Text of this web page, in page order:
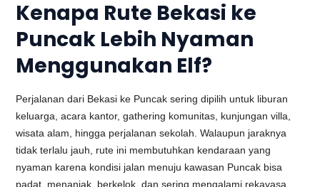
Kenapa Rute Bekasi ke
Puncak Lebih Nyaman
Menggunakan Elf?
Perjalanan dari Bekasi ke Puncak sering dipilih untuk liburan
keluarga, acara kantor, gathering komunitas, kunjungan villa,
wisata alam, hingga perjalanan sekolah. Walaupun jaraknya
tidak terlalu jauh, rute ini membutuhkan kendaraan yang
nyaman karena kondisi jalan menuju kawasan Puncak bisa
padat, menanjak, berkelok, dan sering mengalami rekayasa